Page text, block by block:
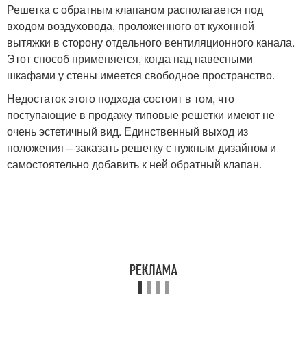
Решетка с обратным клапаном располагается под
входом воздуховода, проложенного от кухонной
вытяжки в сторону отдельного вентиляционного канала.
Этот способ применяется, когда над навесными
шкафами у стены имеется свободное пространство.
Недостаток этого подхода состоит в том, что
поступающие в продажу типовые решетки имеют не
очень эстетичный вид. Единственный выход из
положения – заказать решетку с нужным дизайном и
самостоятельно добавить к ней обратный клапан.